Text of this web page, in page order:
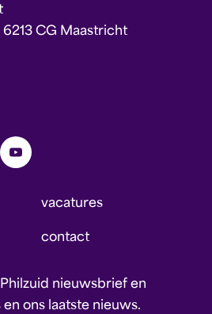
6213 CG Maastricht
vacatures
contact
nieuwsbrief en
ons laatste nieuws.